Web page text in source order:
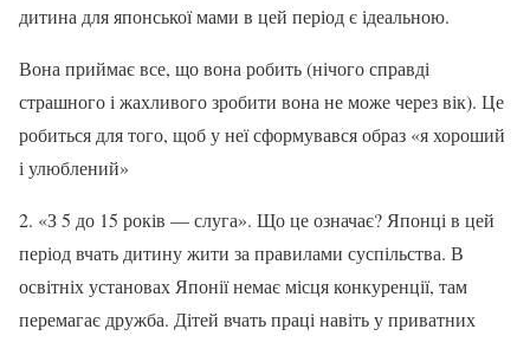
дитина для японської мами в цей період є ідеальною.
Вона приймає все, що вона робить (нічого справді
страшного і жахливого зробити вона не може через вік). Це
робиться для того, щоб у неї сформувався образ «я хороший
і улюблений»
2. «З 5 до 15 років — слуга». Що це означає? Японці в цей
період вчать дитину жити за правилами суспільства. В
освітніх установах Японії немає місця конкуренції, там
перемагає дружба. Дітей вчать праці навіть у приватних